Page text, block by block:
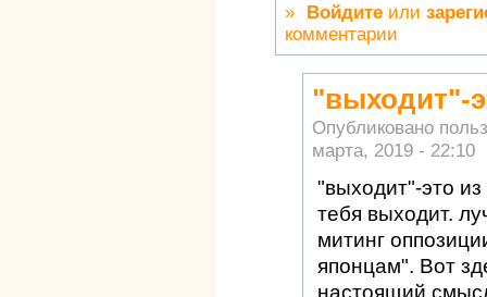
» Войдите или
комментарии
"выходит"-
Опубликовано
марта, 2019 - 22:10
"выходит"-это
тебя выходит.
митинг
японцам". Вот
настоящий